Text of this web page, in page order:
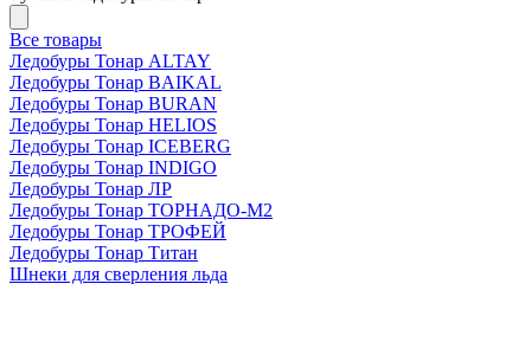
Все товары
Ледобуры Тонар ALTAY
Ледобуры Тонар BAIKAL
Ледобуры Тонар BURAN
Ледобуры Тонар HELIOS
Ледобуры Тонар ICEBERG
Ледобуры Тонар INDIGO
Ледобуры Тонар ЛР
Ледобуры Тонар ТОРНАДО-М2
Ледобуры Тонар ТРОФЕЙ
Ледобуры Тонар Титан
Шнеки для сверления льда